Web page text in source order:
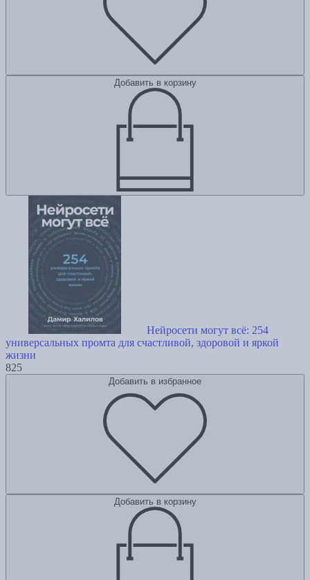
Добавить в корзину
Нейросети могут всё: 254
универсальных промта для счастливой, здоровой и яркой
жизни
825
Добавить в избранное
Добавить в корзину